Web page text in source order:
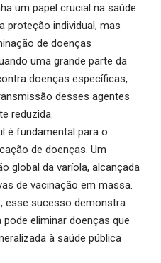
um papel crucial na saúde
proteção individual, mas
de doenças
uma grande parte da
doenças específicas,
desses agentes
reduzida.
é fundamental para o
de doenças. Um
global da varíola, alcançada
de vacinação em massa.
esse sucesso demonstra
eliminar doenças que
à saúde pública